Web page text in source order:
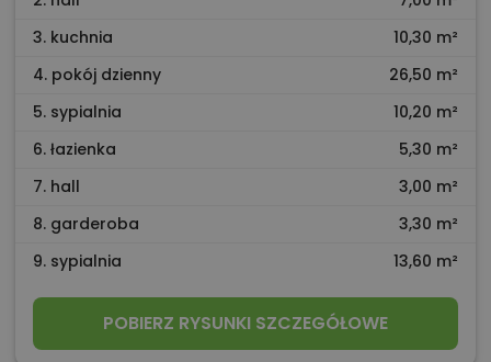
3. kuchnia
10,30 m²
4. pokój dzienny
26,50 m²
5. sypialnia
10,20 m²
6. łazienka
5,30 m²
7. hall
3,00 m²
8. garderoba
3,30 m²
9. sypialnia
13,60 m²
POBIERZ RYSUNKI SZCZEGÓŁOWE